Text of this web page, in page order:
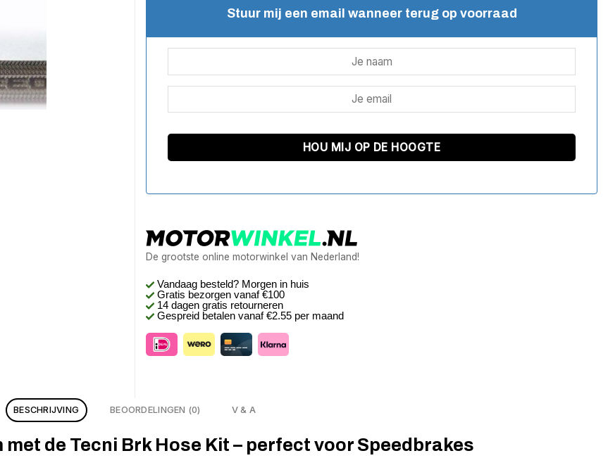
Stuur mij een email wanneer terug op voorraad
De grootste online motorwinkel van Nederland!
Vandaag besteld? Morgen in huis
Gratis bezorgen vanaf €100
14 dagen gratis retourneren
Gespreid betalen vanaf €2.55 per maand
BESCHRIJVING BEOORDELINGEN (0) V & A
de Tecni Brk Hose Kit – perfect voor Speedbrakes